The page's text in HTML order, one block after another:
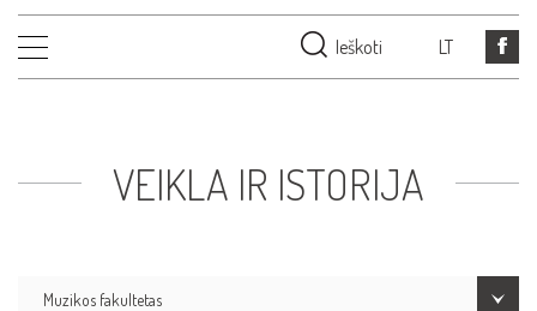
Ieškoti LT
VEIKLA IR ISTORIJA
Muzikos fakultetas